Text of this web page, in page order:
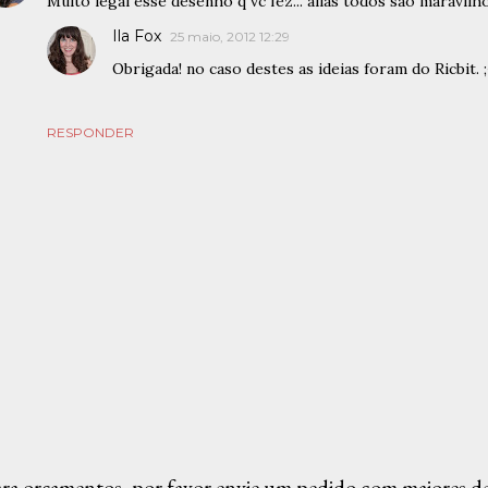
RESPONDER
Ila Fox 25 maio, 2012 12:29
Obrigada! no caso destes as ideias foram do Ricbit.